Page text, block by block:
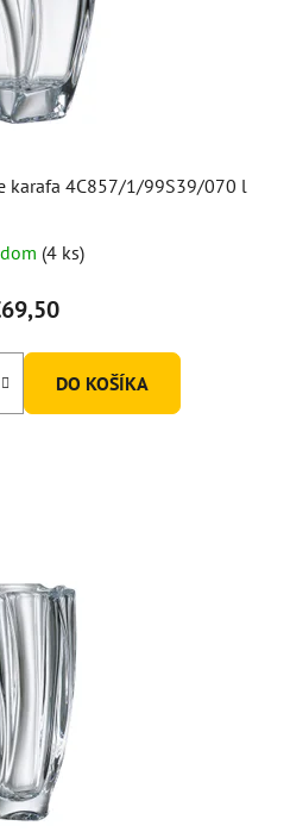
karafa 4C857/1/99S39/070 l
(4 ks)
DO KOŠÍKA